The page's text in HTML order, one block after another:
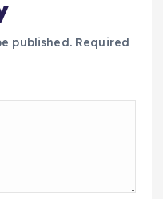
published. Required